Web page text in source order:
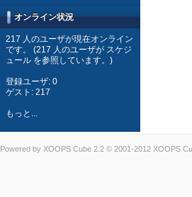
オンライン状況
217 人のユーザが現在オンライン
です。 (217 人のユーザが スケジ
ュール を参照しています。)
登録ユーザ: 0
ゲスト: 217
もっと...
Powered by XOOPS Cube 2.2 © 2001-2012 XOOPS